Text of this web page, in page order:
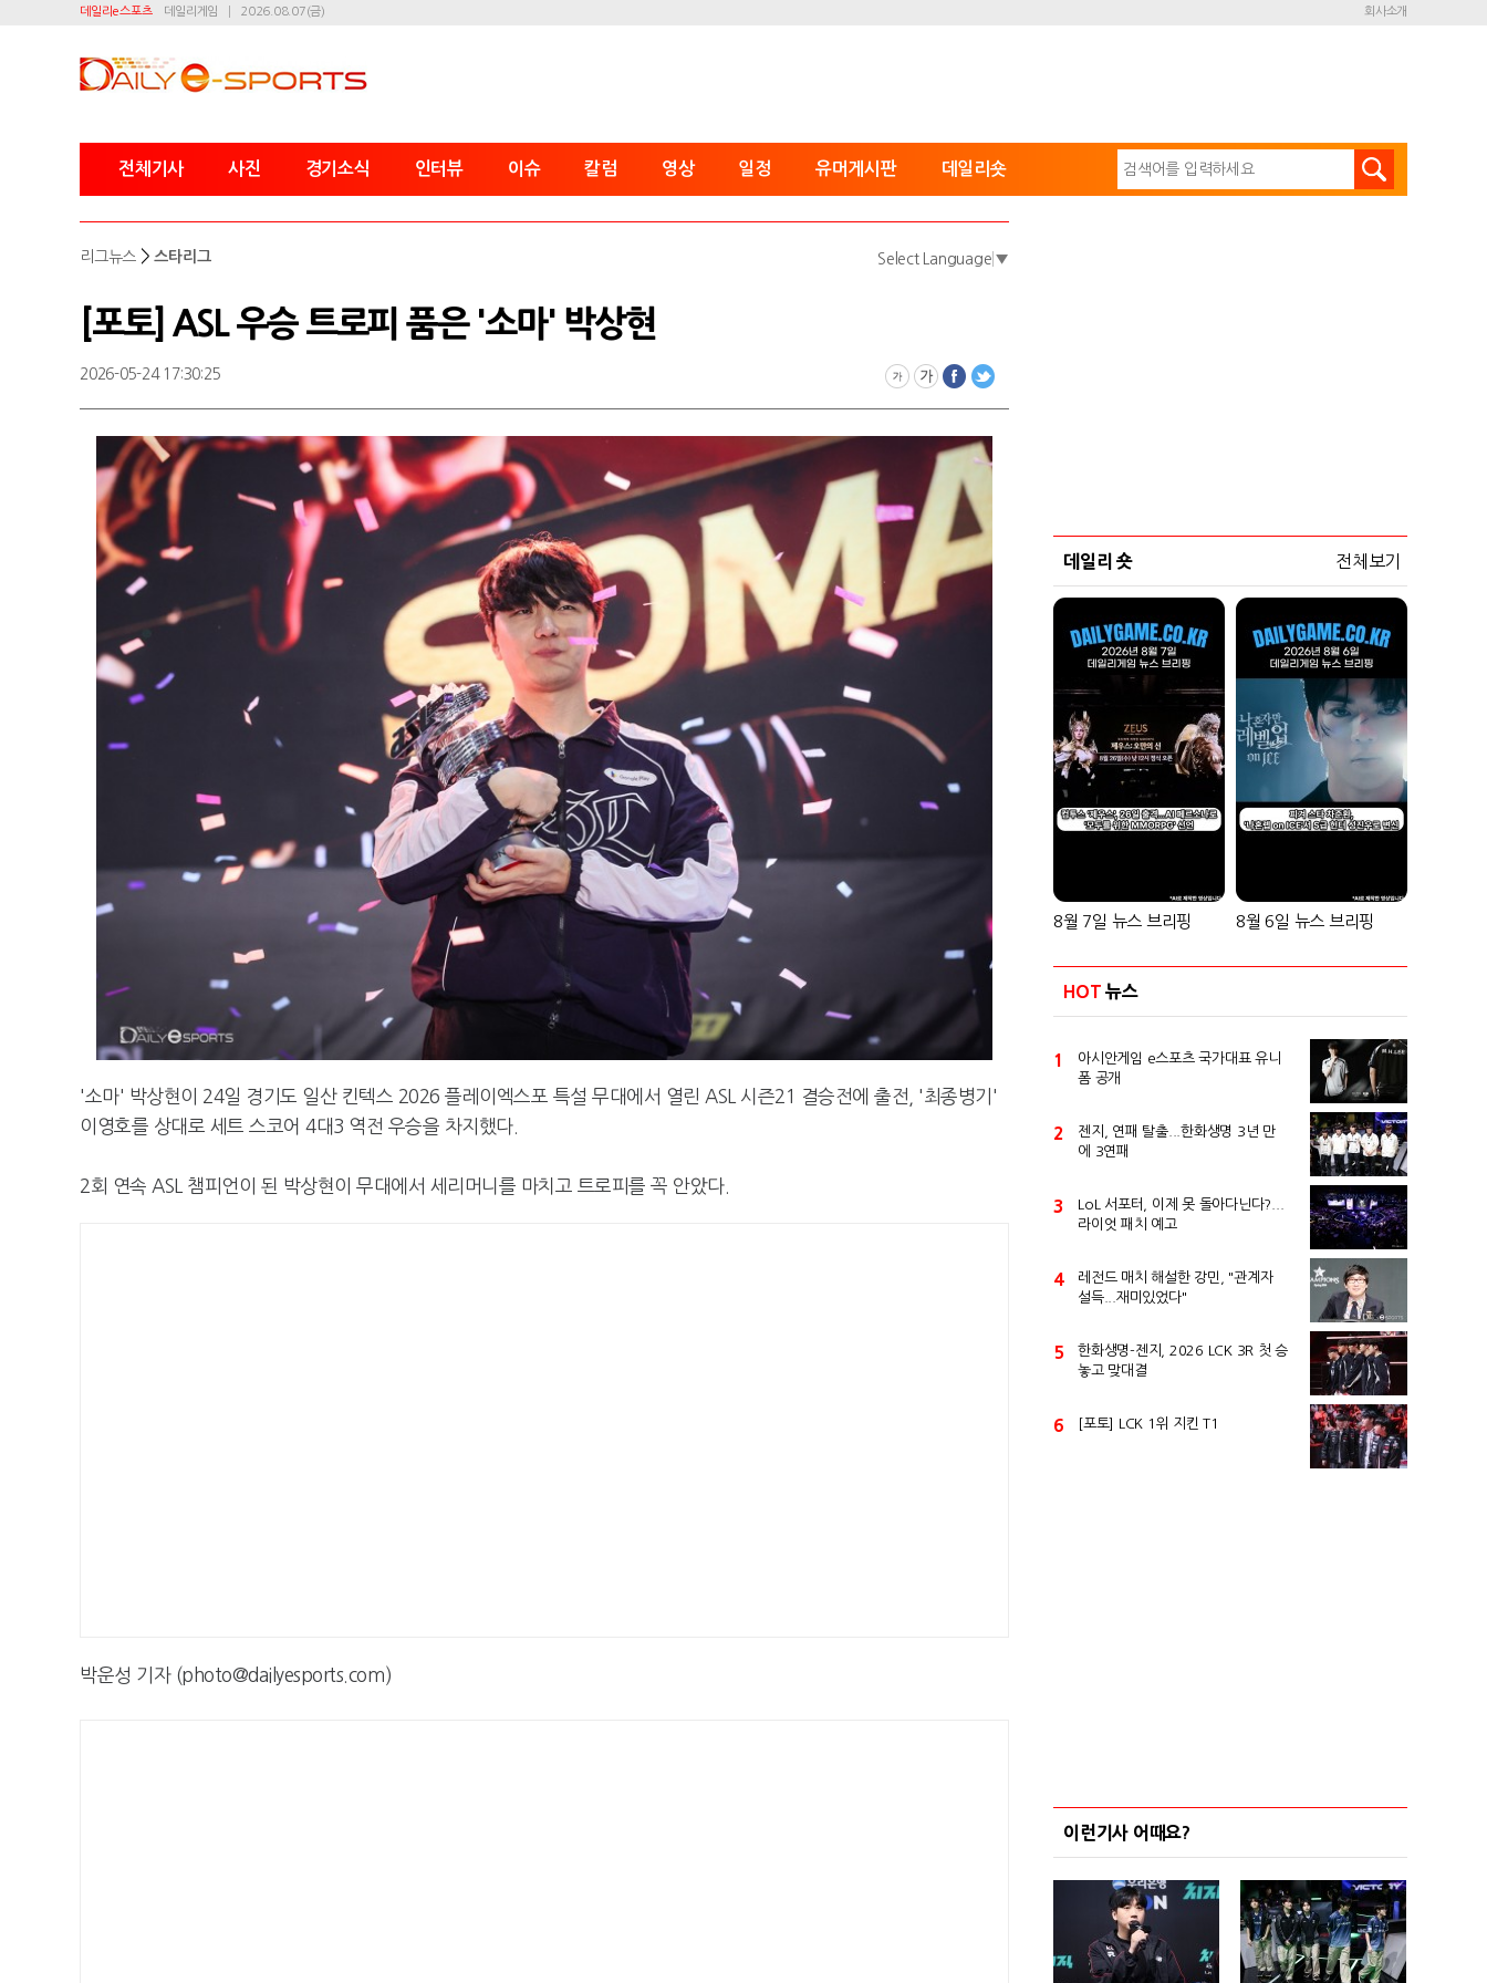
데일리e스포츠 데일리게임 2026.08.07(금) 회사소개
전체기사 사진 경기소식 인터뷰 이슈 칼럼 영상 일정 유머게시판 데일리숏
리그뉴스 > 스타리그 Select Language ▼
[포토] ASL 우승 트로피 품은 '소마' 박상현
2026-05-24 17:30:25
'소마' 박상현이 24일 경기도 일산 킨텍스 2026 플레이엑스포 특설 무대에서 열린 ASL 시즌21 결승전에 출전, '최종병기'
이영호를 상대로 세트 스코어 4대3 역전 우승을 차지했다.
2회 연속 ASL 챔피언이 된 박상현이 무대에서 세리머니를 마치고 트로피를 꼭 안았다.
박운성 기자 (photo@dailyesports.com)
데일리 숏 전체보기
8월 7일 뉴스 브리핑 8월 6일 뉴스 브리핑
HOT 뉴스
1
아시안게임 e스포츠 국가대표 유니
폼 공개
2
젠지, 연패 탈출...한화생명 3년 만
에 3연패
3
LoL 서포터, 이제 못 돌아다닌다?...
라이엇 패치 예고
4
레전드 매치 해설한 강민, "관계자
설득...재미있었다"
5
한화생명-젠지, 2026 LCK 3R 첫 승
놓고 맞대결
6 [포토] LCK 1위 지킨 T1
이런기사 어때요?